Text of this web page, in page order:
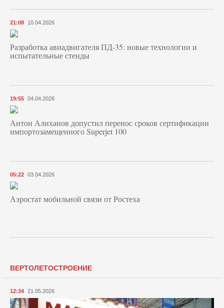
21:08 10.04.2026
Разработка авиадвигателя ПД-35: новые технологии и
испытательные стенды
19:55 04.04.2026
Антон Алиханов допустил перенос сроков сертификации
импортозамещенного Superjet 100
05:22 03.04.2026
Аэростат мобильной связи от Ростеха
ВЕРТОЛЕТОСТРОЕНИЕ
12:34 21.05.2026